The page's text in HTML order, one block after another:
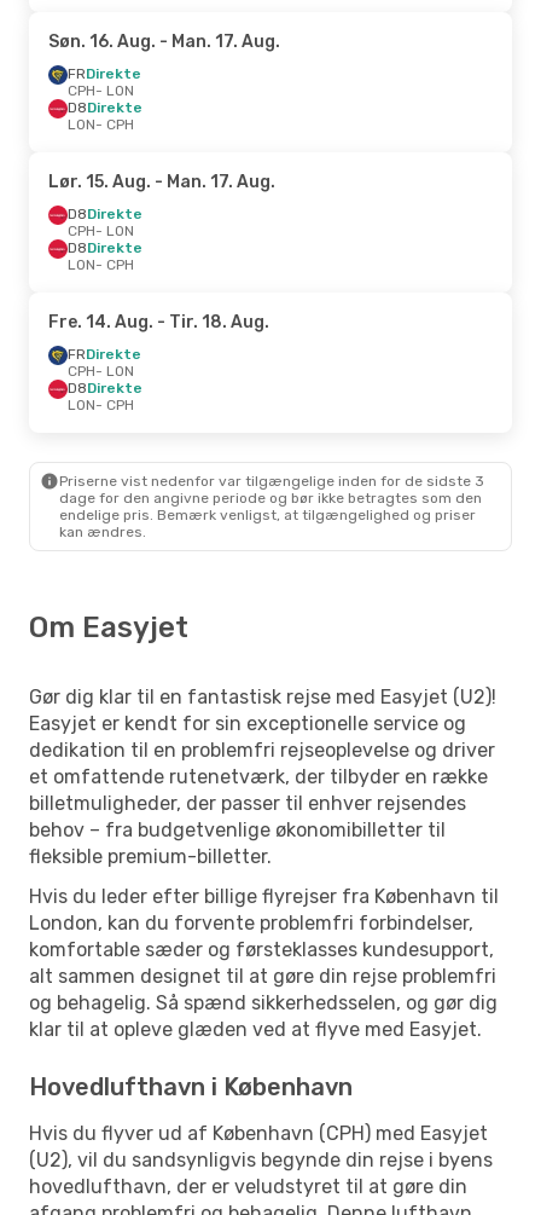
Søn. 16. Aug. - Man. 17. Aug.
FRDirekte
CPH- LON
D8Direkte
LON- CPH
Lør. 15. Aug. - Man. 17. Aug.
D8Direkte
CPH- LON
D8Direkte
LON- CPH
Fre. 14. Aug. - Tir. 18. Aug.
FRDirekte
CPH- LON
D8Direkte
LON- CPH
Priserne vist nedenfor var tilgængelige inden for de sidste 3
dage for den angivne periode og bør ikke betragtes som den
endelige pris. Bemærk venligst, at tilgængelighed og priser
kan ændres.
Om Easyjet
Gør dig klar til en fantastisk rejse med Easyjet (U2)!
Easyjet er kendt for sin exceptionelle service og
dedikation til en problemfri rejseoplevelse og driver
et omfattende rutenetværk, der tilbyder en række
billetmuligheder, der passer til enhver rejsendes
behov – fra budgetvenlige økonomibilletter til
fleksible premium-billetter.
Hvis du leder efter billige flyrejser fra København til
London, kan du forvente problemfri forbindelser,
komfortable sæder og førsteklasses kundesupport,
alt sammen designet til at gøre din rejse problemfri
og behagelig. Så spænd sikkerhedsselen, og gør dig
klar til at opleve glæden ved at flyve med Easyjet.
Hovedlufthavn i København
Hvis du flyver ud af København (CPH) med Easyjet
(U2), vil du sandsynligvis begynde din rejse i byens
hovedlufthavn, der er veludstyret til at gøre din